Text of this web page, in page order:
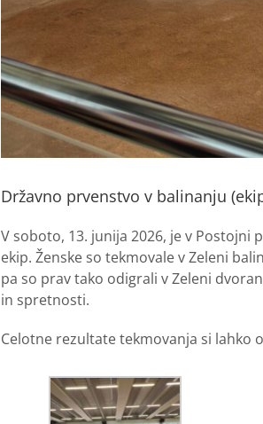
Državno prvenstvo v balinanju
V soboto, 13. junija 2026, je v Postojni
ekip. Ženske so tekmovale v Zeleni
pa so prav tako odigrali v Zeleni
in spretnosti.
Celotne rezultate tekmovanja si lahko